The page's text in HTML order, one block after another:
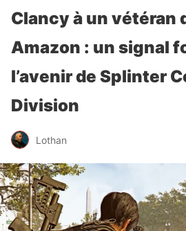
Clancy à un vétéran
Amazon : un signal
l’avenir de Splinter
Division
Lothan